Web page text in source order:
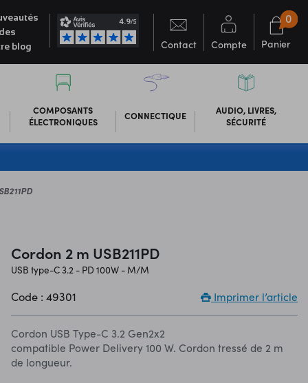
blog
Contact Compte Panier
0
COMPOSANTS
ÉLECTRONIQUES
CONNECTIQUE
AUDIO, LIVRES,
SÉCURITÉ
Cordon 2 m USB211PD
USB type-C 3.2 - PD 100W - M/M
Code : 49301 Imprimer l’article
Cordon USB Type-C 3.2 Gen2x2
compatible Power Delivery 100 W. Cordon tressé de 2 m
de longueur.